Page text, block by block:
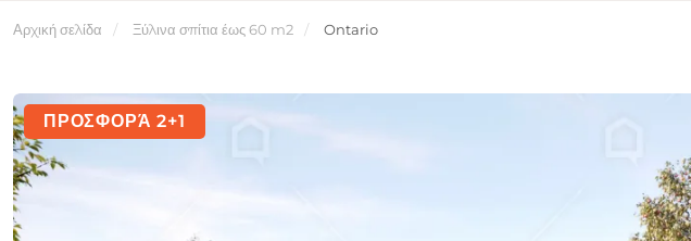
Αρχική σελίδα Ξύλινα σπίτια έως 60 m2 Ontario
ΠΡΟΣΦΟΡΆ 2+1